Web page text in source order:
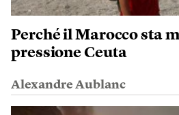
Perché il Marocco sta
pressione Ceuta
Alexandre Aublanc